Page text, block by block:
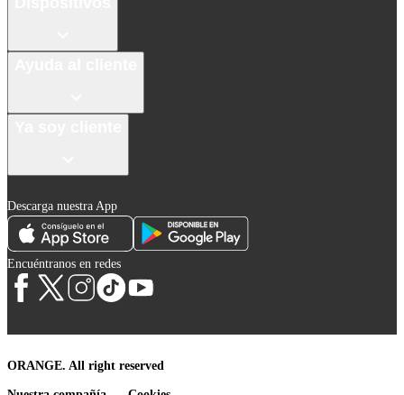
Descarga nuestra App
Encuéntranos en redes
ORANGE. All right reserved